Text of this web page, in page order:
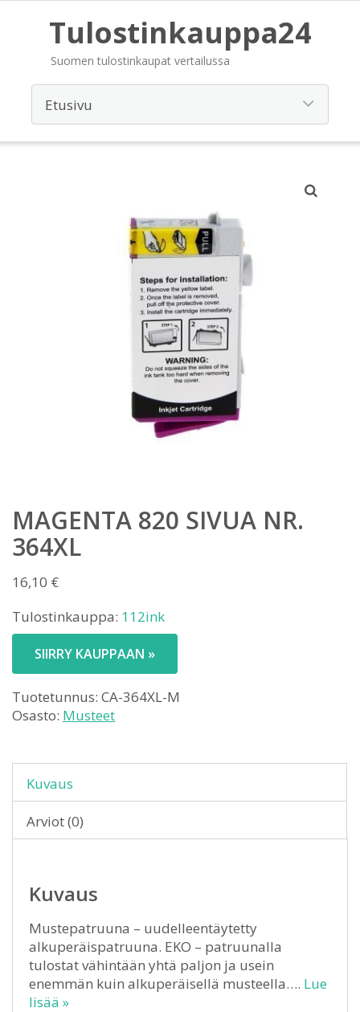
Tulostinkauppa24
Suomen tulostinkaupat vertailussa
MAGENTA 820 SIVUA NR.
364XL
16,10 €
Tulostinkauppa: 112ink
SIIRRY KAUPPAAN »
Tuotetunnus: CA-364XL-M
Osasto: Musteet
Kuvaus
Arviot (0)
Kuvaus
Mustepatruuna – uudelleentäytetty
alkuperäispatruuna. EKO – patruunalla
tulostat vähintään yhtä paljon ja usein
enemmän kuin alkuperäisellä musteella…. Lue
lisää »